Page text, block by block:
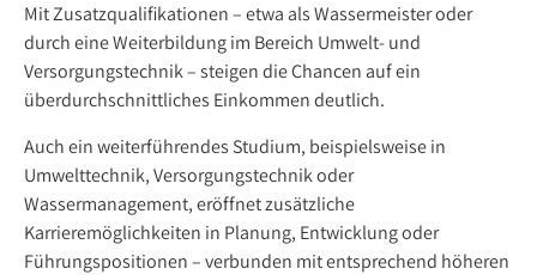
Mit Zusatzqualifikationen – etwa als Wassermeister oder
durch eine Weiterbildung im Bereich Umwelt- und
Versorgungstechnik – steigen die Chancen auf ein
überdurchschnittliches Einkommen deutlich.
Auch ein weiterführendes Studium, beispielsweise in
Umwelttechnik, Versorgungstechnik oder
Wassermanagement, eröffnet zusätzliche
Karrieremöglichkeiten in Planung, Entwicklung oder
Führungspositionen – verbunden mit entsprechend höheren